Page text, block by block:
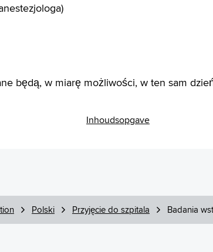
będą, w miarę możliwości, w ten sam
Inhoudsopgave
Polski Przyjęcie do szpitala Badania